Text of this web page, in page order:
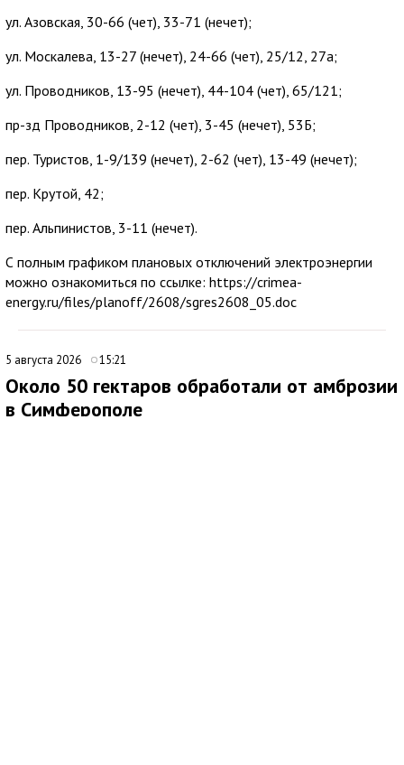
ул. Азовская, 30-66 (чет), 33-71 (нечет);
ул. Москалева, 13-27 (нечет), 24-66 (чет), 25/12, 27а;
ул. Проводников, 13-95 (нечет), 44-104 (чет), 65/121;
пр-зд Проводников, 2-12 (чет), 3-45 (нечет), 53Б;
пер. Туристов, 1-9/139 (нечет), 2-62 (чет), 13-49 (нечет);
пер. Крутой, 42;
пер. Альпинистов, 3-11 (нечет).
С полным графиком плановых отключений электроэнергии
можно ознакомиться по ссылке: https://crimea-
energy.ru/files/planoff/2608/sgres2608_05.doc
5 августа 2026 15:21
Около 50 гектаров обработали от амброзии
в Симферополе